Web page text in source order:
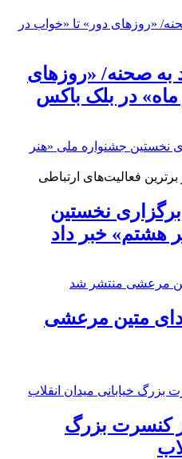
به صحنه/ «روزهای
در بلک باکس
فعالیت‌های ارتباطی
برگزاری نخستین
هشتم» خبر داد
متین مرعشی
کنسرت بزرگ